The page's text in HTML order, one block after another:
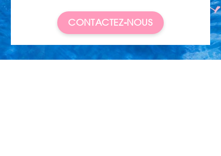
CONTACTEZ-NOUS